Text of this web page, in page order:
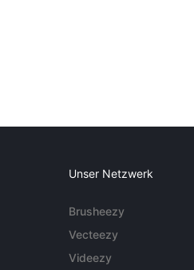
Unser Netzwerk
Brusheezy
Vecteezy
Videezy